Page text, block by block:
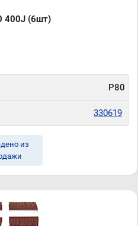
400J (6шт)
P80
330619
из